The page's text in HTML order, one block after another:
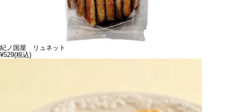
紀ノ国屋 リュネット
¥529(税込)